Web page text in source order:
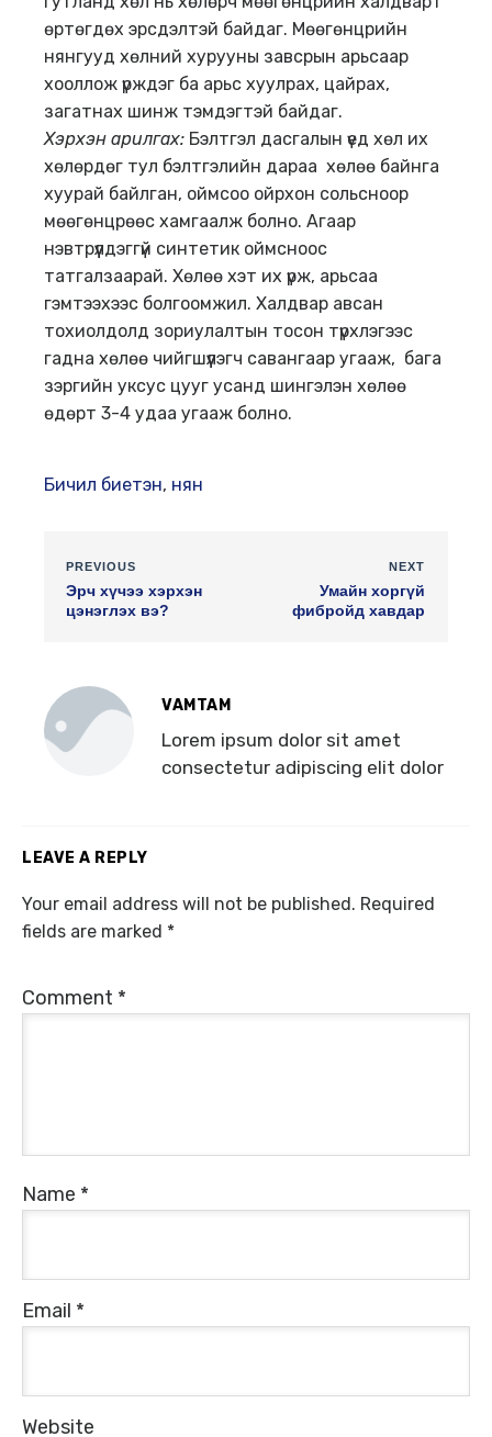
өртөгдөх эрсдэлтэй байдаг. Мөөгөнцрийн
нянгууд хөлний хурууны завсрын арьсаар
хооллож үрждэг ба арьс хуулрах, цайрах,
загатнах шинж тэмдэгтэй байдаг.
Хэрхэн арилгах: Бэлтгэл дасгалын үед хөл их
хөлөрдөг тул бэлтгэлийн дараа хөлөө байнга
хуурай байлган, оймсоо ойрхон сольсноор
мөөгөнцрөөс хамгаалж болно. Агаар
нэвтрүүлдэггүй синтетик оймсноос
татгалзаарай. Хөлөө хэт их үрж, арьсаа
гэмтээхээс болгоомжил. Халдвар авсан
тохиолдолд зориулалтын тосон түрхлэгээс
гадна хөлөө чийгшүүлэгч савангаар угааж, бага
зэргийн уксус цууг усанд шингэлэн хөлөө
өдөрт 3-4 удаа угааж болно.
Бичил биетэн, нян
PREVIOUS
Эрч хүчээ хэрхэн
цэнэглэх вэ?
NEXT
Умайн хоргүй
фибройд хавдар
VAMTAM
Lorem ipsum dolor sit amet
consectetur adipiscing elit dolor
LEAVE A REPLY
Your email address will not be published. Required
fields are marked *
Comment *
Name *
Email *
Website